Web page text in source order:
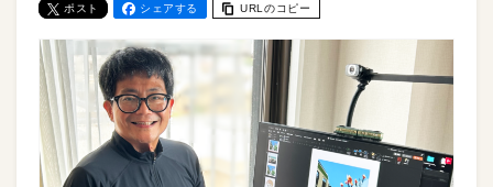
ポスト シェアする URLのコピー